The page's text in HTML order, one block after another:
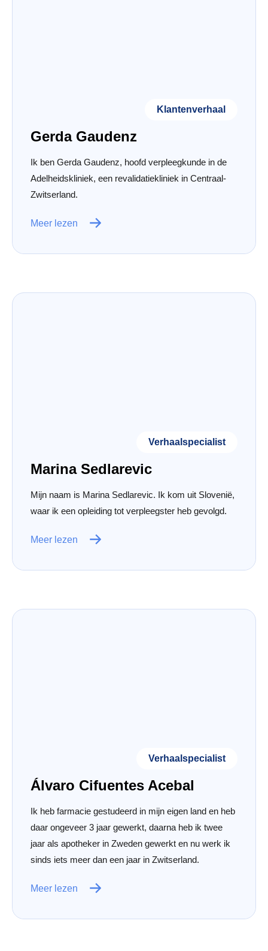
Klantenverhaal
Gerda Gaudenz
Ik ben Gerda Gaudenz, hoofd verpleegkunde in de
Adelheidskliniek, een revalidatiekliniek in Centraal-
Zwitserland.
Meer lezen
Verhaalspecialist
Marina Sedlarevic
Mijn naam is Marina Sedlarevic. Ik kom uit Slovenië,
waar ik een opleiding tot verpleegster heb gevolgd.
Meer lezen
Verhaalspecialist
Álvaro Cifuentes Acebal
Ik heb farmacie gestudeerd in mijn eigen land en heb
daar ongeveer 3 jaar gewerkt, daarna heb ik twee
jaar als apotheker in Zweden gewerkt en nu werk ik
sinds iets meer dan een jaar in Zwitserland.
Meer lezen